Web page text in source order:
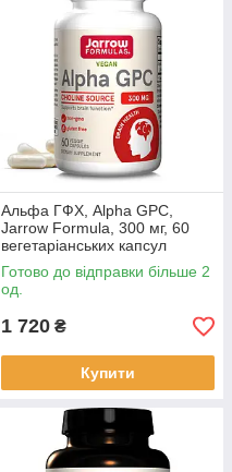
Альфа ГФХ, Alpha GPC,
Jarrow Formula, 300 мг, 60
вегетаріанських капсул
BX363
Готово до відправки більше 2
од.
1 720 ₴
Купити